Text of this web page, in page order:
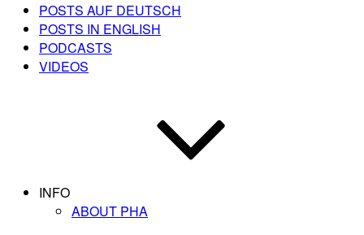
POSTS AUF DEUTSCH
POSTS IN ENGLISH
PODCASTS
VIDEOS
INFO
ABOUT PHA